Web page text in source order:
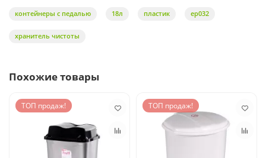
контейнеры с педалью 18л пластик ер032
хранитель чистоты
Похожие товары
ТОП продаж! ТОП продаж!